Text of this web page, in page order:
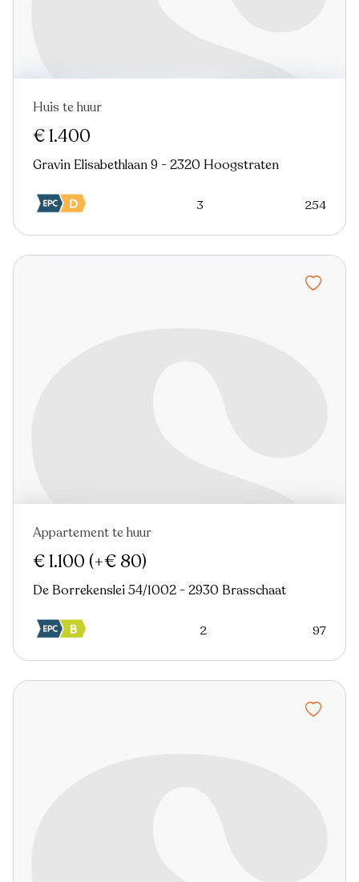
Nieuw
Huis te huur
€ 1.400
Gravin Elisabethlaan 9 - 2320 Hoogstraten
3 254
Nieuw
Appartement te huur
€ 1.100 (+€ 80)
De Borrekenslei 54/1002 - 2930 Brasschaat
2 97